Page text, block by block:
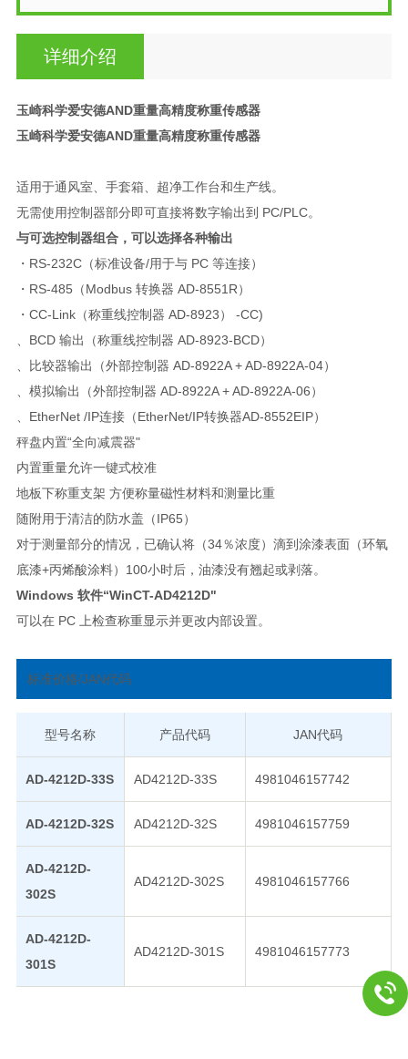
详细介绍
玉崎科学爱安德AND重量高精度称重传感器
玉崎科学爱安德AND重量高精度称重传感器
适用于通风室、手套箱、超净工作台和生产线。
无需使用控制器部分即可直接将数字输出到 PC/PLC。
与可选控制器组合，可以选择各种输出
・RS-232C（标准设备/用于与 PC 等连接）
・RS-485（Modbus 转换器 AD-8551R）
・CC-Link（称重线控制器 AD-8923） -CC)
、BCD 输出（称重线控制器 AD-8923-BCD）
、比较器输出（外部控制器 AD-8922A + AD-8922A-04）
、模拟输出（外部控制器 AD-8922A + AD-8922A-06）
、EtherNet /IP连接（EtherNet/IP转换器AD-8552EIP）
秤盘内置“全向减震器"
内置重量允许一键式校准
地板下称重支架 方便称量磁性材料和测量比重
随附用于清洁的防水盖（IP65）
对于测量部分的情况，已确认将（34％浓度）滴到涂漆表面（环氧
底漆+丙烯酸涂料）100小时后，油漆没有翘起或剥落。
Windows 软件“WinCT-AD4212D"
可以在 PC 上检查称重显示并更改内部设置。
标准价格/JAN代码
型号名称 产品代码 JAN代码
AD-4212D-33S AD4212D-33S 4981046157742
AD-4212D-32S AD4212D-32S 4981046157759
AD-4212D-
302S
AD4212D-302S 4981046157766
AD-4212D-
301S
AD4212D-301S 4981046157773